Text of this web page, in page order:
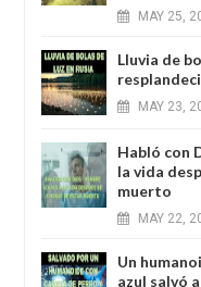
MAY 25,
Lluvia de
MAY 23,
Habló con
la vida
muerto
MAY 22,
Un
azul salvó